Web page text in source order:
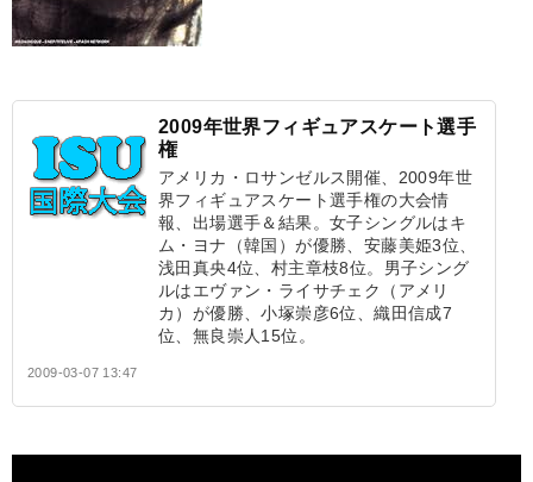
2009年世界フィギュアスケート選手
権
アメリカ・ロサンゼルス開催、2009年世
界フィギュアスケート選手権の大会情
報、出場選手＆結果。女子シングルはキ
ム・ヨナ（韓国）が優勝、安藤美姫3位、
浅田真央4位、村主章枝8位。男子シング
ルはエヴァン・ライサチェク（アメリ
カ）が優勝、小塚崇彦6位、織田信成7
位、無良崇人15位。
2009-03-07 13:47